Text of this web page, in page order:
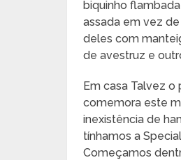
biquinho
assada em vez
deles com
de avestruz e
Em casa Talvez o
comemora este
inexistência de
tínhamos a
Começamos